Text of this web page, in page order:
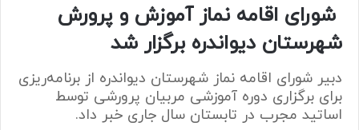
شورای اقامه نماز آموزش و پرورش
شهرستان دیواندره برگزار شد
دبیر شورای اقامه نماز شهرستان دیواندره از برنامه‌ریزی
برای برگزاری دوره آموزشی مربیان پرورشی توسط
اساتید مجرب در تابستان سال جاری خبر داد.